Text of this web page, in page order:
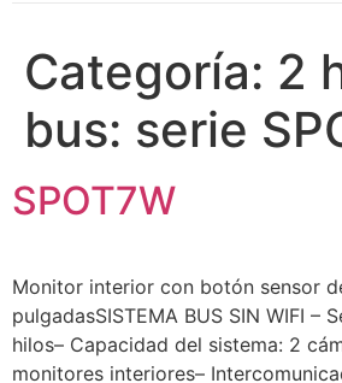
Categoría: 2
bus: serie
SPOT7W
Monitor interior con botón sensor
pulgadasSISTEMA BUS SIN WIFI –
hilos– Capacidad del sistema: 2
monitores interiores–